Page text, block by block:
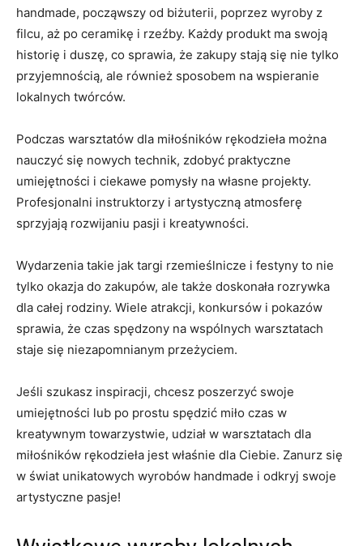
handmade, począwszy od biżuterii, poprzez wyroby z
filcu, aż po ceramikę i rzeźby. Każdy produkt ma swoją
historię i duszę, co sprawia, że zakupy stają ⁢się nie tylko
przyjemnością, ale również sposobem na wspieranie
lokalnych twórców.
Podczas warsztatów dla miłośników rękodzieła można
nauczyć się nowych technik, zdobyć praktyczne‍
umiejętności⁣ i ciekawe‌ pomysły na własne projekty.
Profesjonalni⁤ instruktorzy i artystyczną atmosferę
sprzyjają rozwijaniu pasji i ‌kreatywności.
Wydarzenia takie jak ⁤targi rzemieślnicze i ⁢festyny to‍ nie
tylko okazja ⁤do zakupów, ale także doskonała rozrywka​
dla całej rodziny. Wiele⁣ atrakcji, ‍konkursów i pokazów
sprawia, że czas spędzony na wspólnych warsztatach
staje się‍ niezapomnianym ⁣przeżyciem.
Jeśli szukasz inspiracji, chcesz poszerzyć swoje
umiejętności lub‌ po prostu spędzić miło czas‍ w
kreatywnym towarzystwie, udział⁤ w ‍warsztatach dla
miłośników ⁢rękodzieła jest właśnie dla‌ Ciebie. Zanurz​ się⁣
w ⁢świat ​unikatowych ‌wyrobów handmade i odkryj​ swoje
artystyczne pasje!